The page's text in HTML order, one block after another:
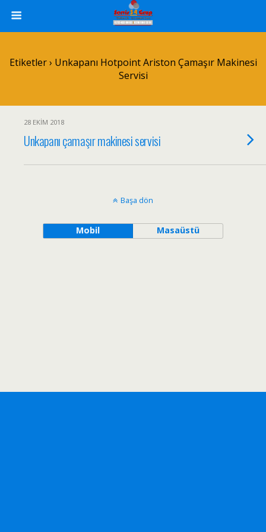
Etiketler › Unkapanı Hotpoint Ariston Çamaşır Makinesi
Servisi
28 EKIM 2018
Unkapanı çamaşır makinesi servisi
Başa dön
Mobil Masaüstü